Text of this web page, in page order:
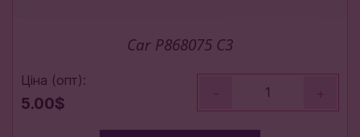
Car P868075 C3
Ціна (опт):
5.00$
- +